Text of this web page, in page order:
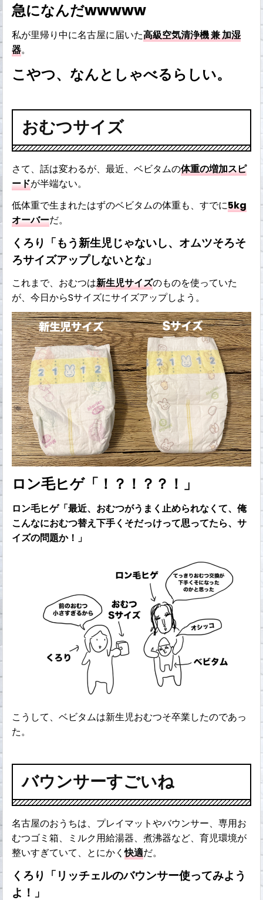
急になんだwwwww
私が里帰り中に名古屋に届いた高級空気清浄機 兼 加湿
器。
こやつ、なんとしゃべるらしい。
おむつサイズ
さて、話は変わるが、最近、ベビタムの体重の増加スピ
ードが半端ない。
低体重で生まれたはずのベビタムの体重も、すでに5kg
オーバーだ。
くろり「もう新生児じゃないし、オムツそろそ
ろサイズアップしないとな」
これまで、おむつは新生児サイズのものを使っていた
が、今日からSサイズにサイズアップしよう。
ロン毛ヒゲ「！？！？？！」
ロン毛ヒゲ「最近、おむつがうまく止められなくて、俺
こんなにおむつ替え下手くそだっけって思ってたら、サ
イズの問題か！」
こうして、ベビタムは新生児おむつそ卒業したのであっ
た。
バウンサーすごいね
名古屋のおうちは、プレイマットやバウンサー、専用お
むつゴミ箱、ミルク用給湯器、煮沸器など、育児環境が
整いすぎていて、とにかく快適だ。
くろり「リッチェルのバウンサー使ってみよう
よ！」